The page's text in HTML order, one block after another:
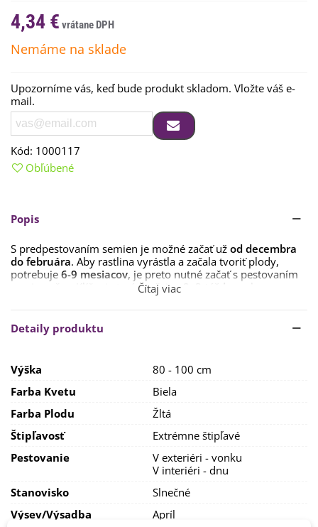
4,34 €
Nemáme na sklade
Upozorníme vás, keď bude produkt skladom. Vložte váš e-
mail.
Kód: 1000117
Obľúbené
Popis
S predpestovaním semien je možné začať už od decembra
do februára. Aby rastlina vyrástla a začala tvoriť plody,
potrebuje 6-9 mesiacov, je preto nutné začať s pestovaním
semien včas. Klíčenie trvá zvyčajne2–3 týždne
niektorých vyšľachtených odrôd aj 6 týždňov. Preto je
dôležité byť trpezlivý.
Teplota na klíčenie je u tropických odrôd rodu
Dôležité je udržiavať teplotu konštantnú, preto nie je vhodné
umiestnenie rastlín na okennom parapete. Papriky aj chilli
papričky súsvetlomilné rastliny, preto doprajte rastlinkám
a zvyšuje odolnosť voči nákazám.
Najvhodnejšie je sadiť semená došpeciálneho substrátu
pre chilli papričky
do hĺbky max. 0,3 cm
. Substrát
používamevždy sparený
. Pôdu je nutné udržovať
dostatočne vlhkú, ale zároveň nie premokrenú. V tej sa
rastlinám nedarí. V období dozrievania papričiek je vhodné
zamedzilo sa ich popraskaniu.
Čítaj viac
Detaily produktu
Výška
80 - 100 cm
Farba Kvetu
Biela
Farba Plodu
Žltá
Štipľavosť
Extrémne štipľavé
Pestovanie
V exteriéri - vonku
V interiéri - dnu
Stanovisko
Slnečné
Výsev/výsadba
Apríl